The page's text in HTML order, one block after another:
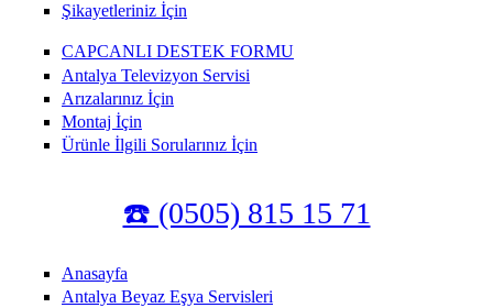
Şikayetleriniz İçin
CAPCANLI DESTEK FORMU
Antalya Televizyon Servisi
Arızalarınız İçin
Montaj İçin
Ürünle İlgili Sorularınız İçin
☎️ (0505) 815 15 71
Anasayfa
Antalya Beyaz Eşya Servisleri